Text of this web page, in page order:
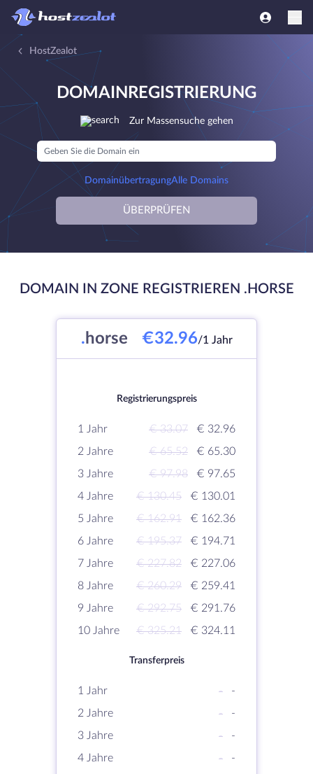
HostZealot
DOMAINREGISTRIERUNG
Zur Massensuche gehen
DomainübertragungAlle Domains
ÜBERPRÜFEN
DOMAIN IN ZONE REGISTRIEREN .HORSE
. horse €32.96/1 Jahr
Registrierungspreis
1 Jahr € 33.07
€ 32.96
2 Jahre
€ 65.52
€ 65.30
3 Jahre
€ 97.98
€ 97.65
4 Jahre
€ 130.45
€ 130.01
5 Jahre
€ 162.91
€ 162.36
6 Jahre
€ 195.37
€ 194.71
7 Jahre
€ 227.82
€ 227.06
8 Jahre
€ 260.29
€ 259.41
9 Jahre
€ 292.75
€ 291.76
10 Jahre
€ 325.21 € 324.11
Transferpreis
1 Jahr -
-
2 Jahre
-
-
3 Jahre
-
-
4 Jahre
-
-